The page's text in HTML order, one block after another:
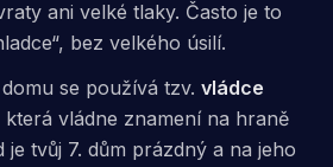
ani velké tlaky. Často je to
bez velkého úsilí.
se používá tzv. vládce
která vládne znamení na hraně
tvůj 7. dům prázdný a na jeho